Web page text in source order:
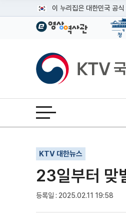
이 누리집은 대한민국 공
공식 누리집 주소 확인하
이밖에 or.kr 또는 .kr등 다
운영중인 공식 누리집보기
KTV국민방송
전체메뉴 열기
KTV 대한뉴스
23일부터 맞
등록일 : 2025.02.11 19:58
기사인쇄
글자확대
글자축소